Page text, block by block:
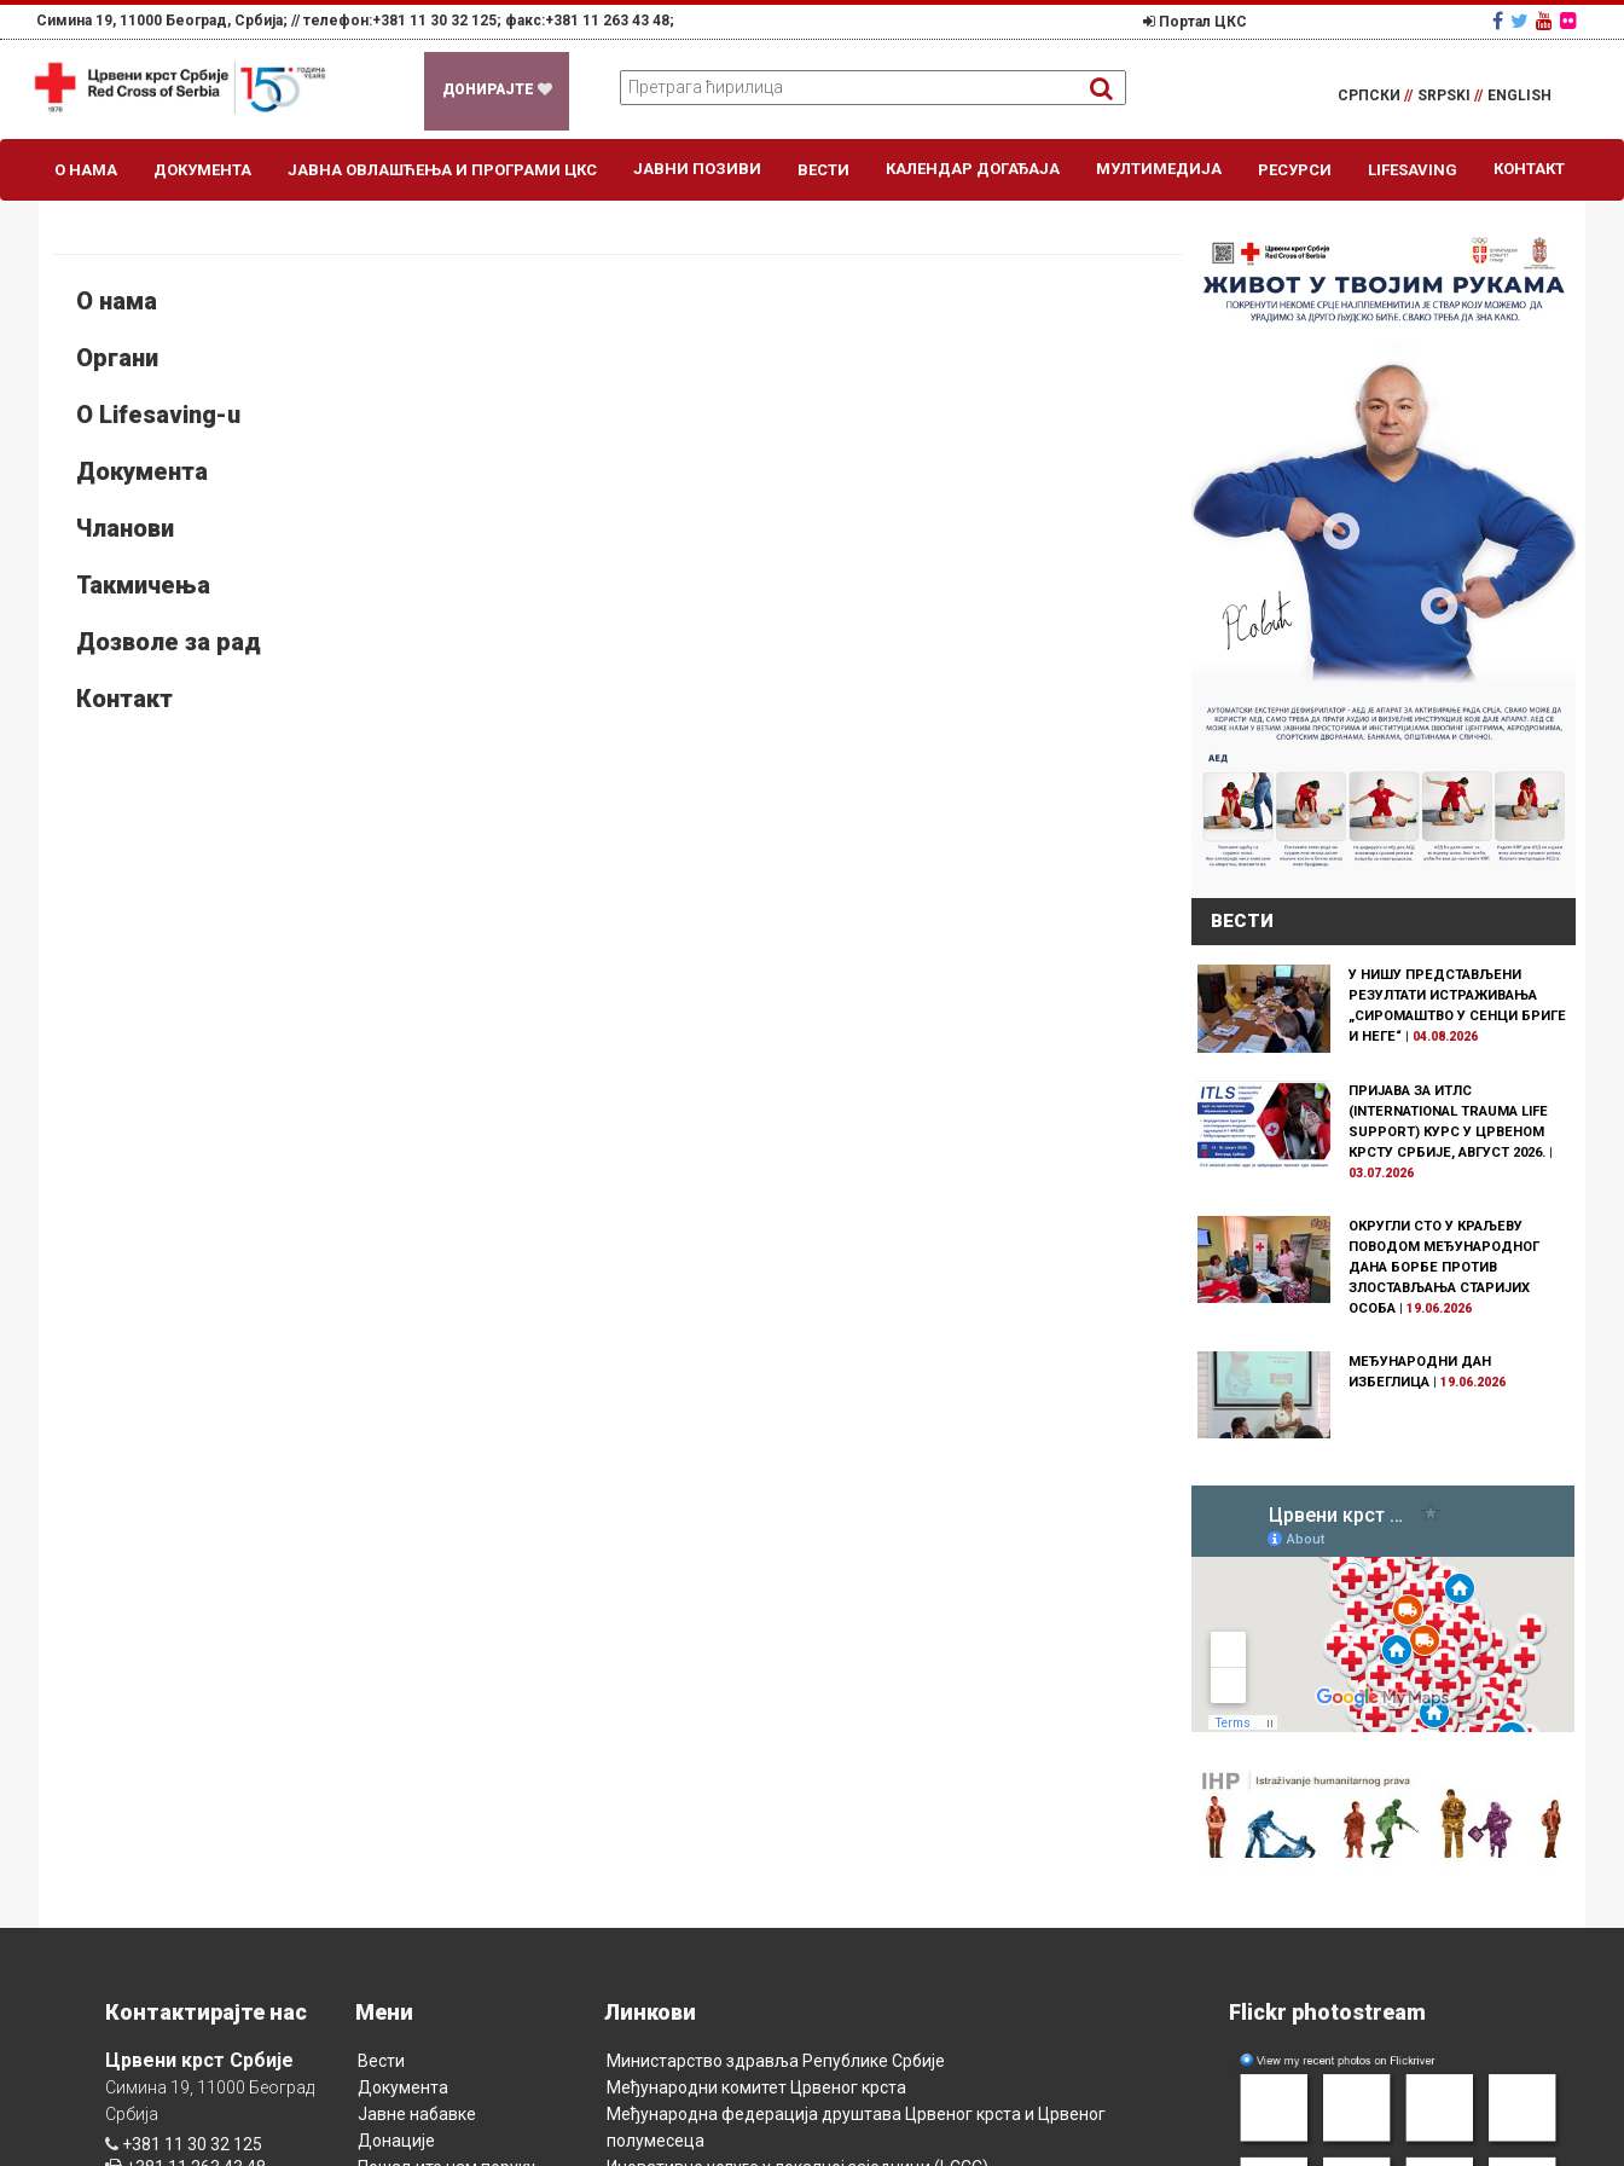
Симина 19, 11000 Београд, Србија; // телефон:+381 11 30 32 125; факс:+381 11 263 43 48; Портал ЦКС
ДОНИРАЈТЕ СРПСКИ // SRPSKI // ENGLISH
О НАМА ДОКУМЕНТА ЈАВНА ОВЛАШЋЕЊА И ПРОГРАМИ ЦКС ЈАВНИ ПОЗИВИ ВЕСТИ КАЛЕНДАР ДОГАЂАЈА МУЛТИМЕДИЈА РЕСУРСИ LIFESAVING КОНТАКТ
О нама
Органи
О Lifesaving-u
Документа
Чланови
Такмичења
Дозволе за рад
Контакт
ВЕСТИ
У НИШУ ПРЕДСТАВЉЕНИ
РЕЗУЛТАТИ ИСТРАЖИВАЊА
„СИРОМАШТВО У СЕНЦИ БРИГЕ
И НЕГЕ“
04.08.2026
ПРИЈАВА ЗА ИТЛС
(INTERNATIONAL TRAUMA LIFE
SUPPORT) КУРС У ЦРВЕНОМ
КРСТУ СРБИЈЕ, АВГУСТ 2026. |
03.07.2026
ОКРУГЛИ СТО У КРАЉЕВУ
ПОВОДОМ МЕЂУНАРОДНОГ
ДАНА БОРБЕ ПРОТИВ
ЗЛОСТАВЉАЊА СТАРИЈИХ
ОСОБА |19.06.2026
МЕЂУНАРОДНИ ДАН
ИЗБЕГЛИЦА |19.06.2026
Контактирајте нас
Црвени крст Србије
Симина 19, 11000 Београд
Србија
+381 11 30 32 125
Мени
Вести
Документа
Јавне набавке
Донације
Линкови
Министарство здравља Републикe Србијe
Међународни комитет Црвеног крста
Међународна федерација друштава Црвеног крста и Црвеног
полумесецa
Flickr photostream